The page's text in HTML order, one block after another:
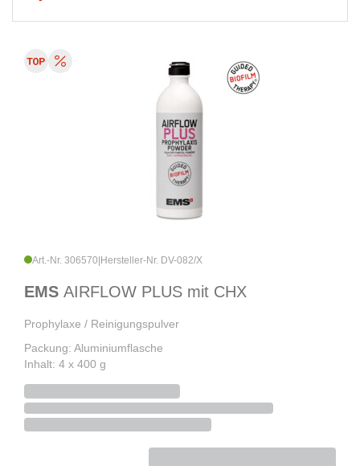
Art.-Nr. 306570 Hersteller-Nr. DV-082/X
EMS AIRFLOW PLUS mit CHX
Prophylaxe / Reinigungspulver
Packung: Aluminiumflasche
Inhalt: 4 x 400 g